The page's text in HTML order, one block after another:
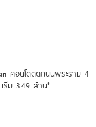
คอนโดติดถนนพระราม 4
ริ่ม 3.49 ล้าน*